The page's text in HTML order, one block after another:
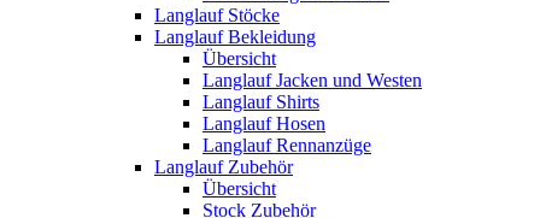
Langlauf Stöcke
Langlauf Bekleidung
Übersicht
Langlauf Jacken und Westen
Langlauf Shirts
Langlauf Hosen
Langlauf Rennanzüge
Langlauf Zubehör
Übersicht
Stock Zubehör